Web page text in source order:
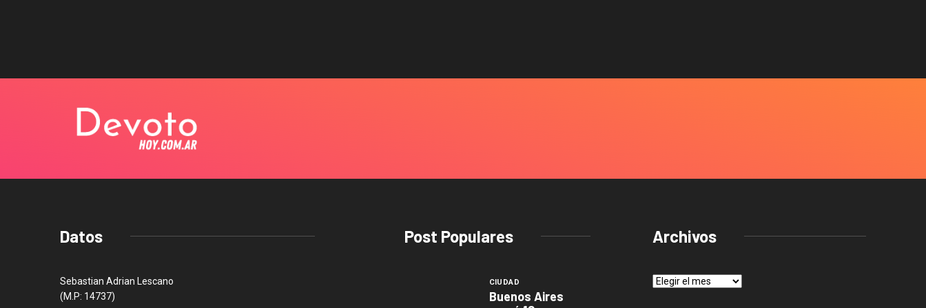
Datos
Sebastian Adrian Lescano
(M.P: 14737)
Post Populares
CIUDAD
Buenos Aires
Archivos
Archivos